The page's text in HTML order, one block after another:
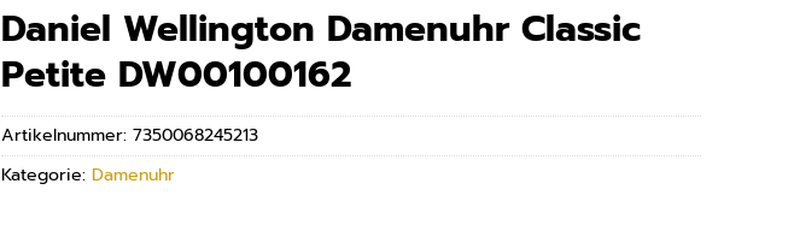
Daniel Wellington Damenuhr Classic
Petite DW00100162
Artikelnummer: 7350068245213
Kategorie: Damenuhr